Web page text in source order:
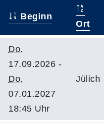
Beginn
Ort
Do.
17.09.2026 -
Do.
07.01.2027
18:45 Uhr
Jülich